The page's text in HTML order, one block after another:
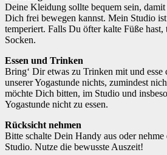
Deine Kleidung sollte bequem sein,
Dich frei bewegen kannst. Mein Studio ist
temperiert. Falls Du öfter kalte Füße hast,
Socken.
Essen und Trinken
Bring‘ Dir etwas zu Trinken mit und esse
unserer Yogastunde nichts, zumindest
möchte Dich bitten, im Studio und
Yogastunde nicht zu essen.
Rücksicht nehmen
Bitte schalte Dein Handy aus oder
Studio. Nutze die bewusste Auszeit!